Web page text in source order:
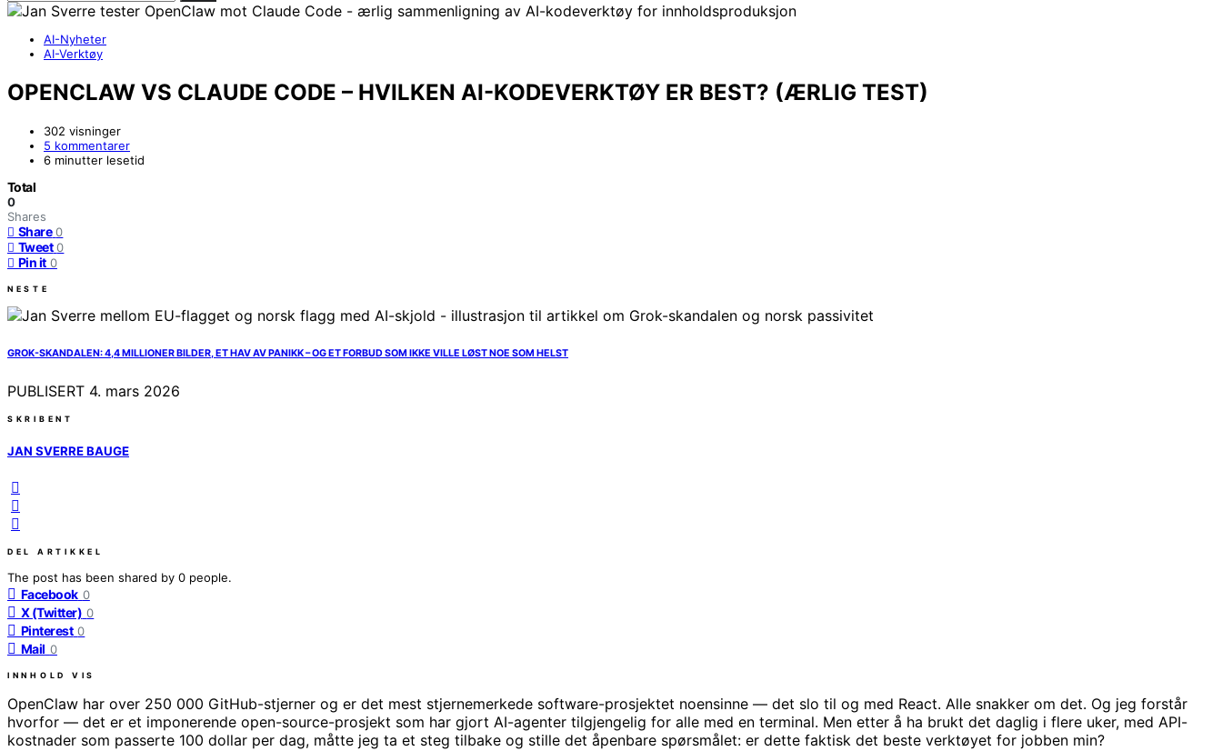
AI-Nyheter
AI-Verktøy
OPENCLAW VS CLAUDE CODE – HVILKEN AI-KODEVERKTØY ER BEST? (ÆRLIG TEST)
302 visninger
5 kommentarer
6 minutter lesetid
Total
0
Shares
Share 0
Tweet 0
Pin it 0
NESTE
GROK-SKANDALEN: 4,4 MILLIONER BILDER, ET HAV AV PANIKK – OG ET FORBUD SOM IKKE VILLE LØST NOE SOM HELST
PUBLISERT 4. mars 2026
SKRIBENT
JAN SVERRE BAUGE
DEL ARTIKKEL
The post has been shared by 0 people.
Facebook 0
X (Twitter) 0
Pinterest 0
Mail 0
INNHOLD VIS
OpenClaw har over 250 000 GitHub-stjerner og er det mest stjernemerkede software-prosjektet noensinne — det slo til og med React. Alle snakker om det. Og jeg forstår
hvorfor — det er et imponerende open-source-prosjekt som har gjort AI-agenter tilgjengelig for alle med en terminal. Men etter å ha brukt det daglig i flere uker, med API-
kostnader som passerte 100 dollar per dag, måtte jeg ta et steg tilbake og stille det åpenbare spørsmålet: er dette faktisk det beste verktøyet for jobben min?